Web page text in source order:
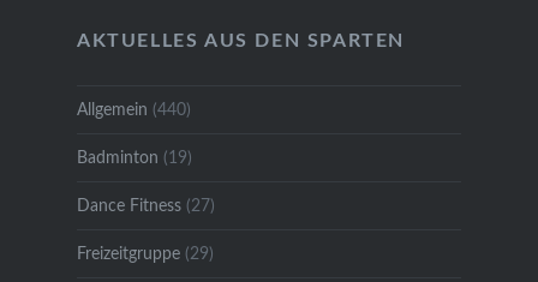
AKTUELLES AUS DEN SPARTEN
Allgemein (440)
Badminton (19)
Dance Fitness(27)
Freizeitgruppe(29)